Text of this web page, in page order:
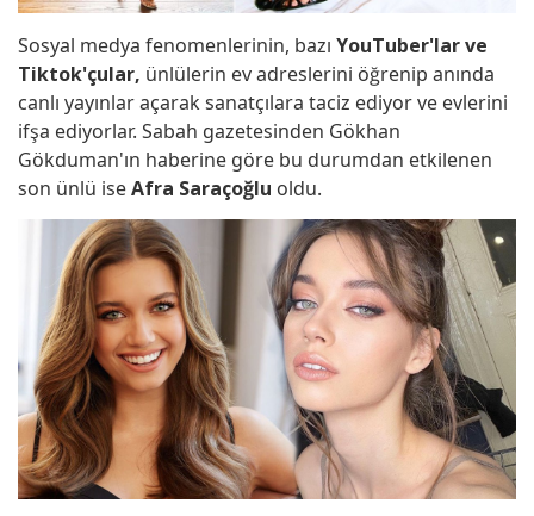
Sosyal medya fenomenlerinin, bazı YouTuber'lar ve
Tiktok'çular, ünlülerin ev adreslerini öğrenip anında
canlı yayınlar açarak sanatçılara taciz ediyor ve evlerini
ifşa ediyorlar. Sabah gazetesinden Gökhan
Gökduman'ın haberine göre bu durumdan etkilenen
son ünlü iseAfra Saraçoğlu oldu.